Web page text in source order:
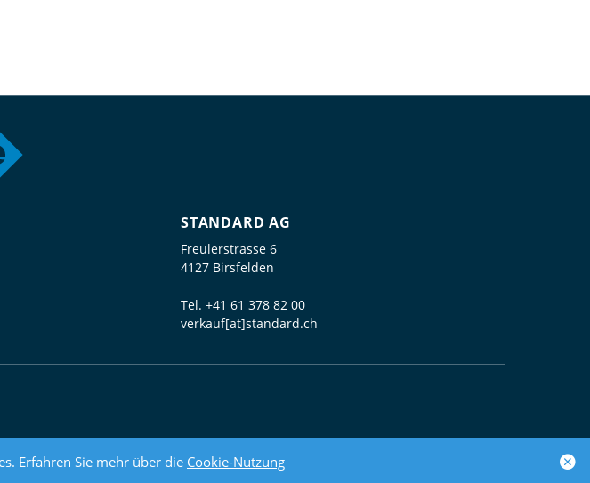
Erfahren Sie mehr über die Cookie-Nutzung
STANDARD AG
Freulerstrasse 6
4127 Birsfelden
Tel. +41 61 378 82 00
verkauf[at]standard.ch